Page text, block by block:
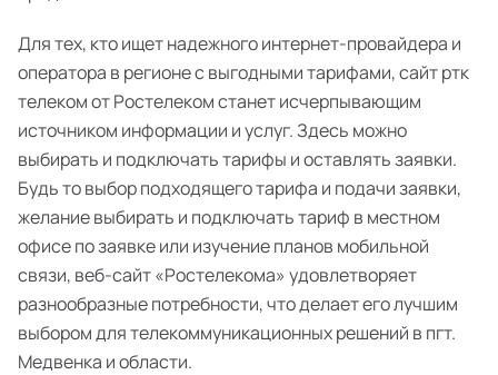
Для тех, кто ищет надежного интернет-провайдера и
оператора в регионе с выгодными тарифами, сайт ртк
телеком от Ростелеком станет исчерпывающим
источником информации и услуг. Здесь можно
выбирать и подключать тарифы и оставлять заявки.
Будь то выбор подходящего тарифа и подачи заявки,
желание выбирать и подключать тариф в местном
офисе по заявке или изучение планов мобильной
связи, веб-сайт «Ростелекома» удовлетворяет
разнообразные потребности, что делает его лучшим
выбором для телекоммуникационных решений в пгт.
Медвенка и области.